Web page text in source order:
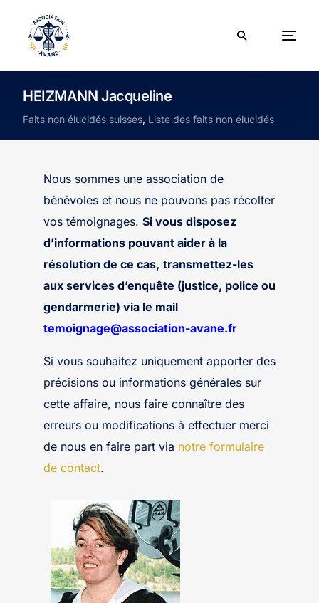
HEIZMANN Jacqueline
Faits non élucidés suisses, Liste des faits non élucidés
Nous sommes une association de
bénévoles et nous ne pouvons pas récolter
vos témoignages. Si vous disposez
d’informations pouvant aider à la
résolution de ce cas, transmettez-les
aux services d’enquête (justice, police ou
gendarmerie) via le mail
temoignage@association-avane.fr
Si vous souhaitez uniquement apporter des
précisions ou informations générales sur
cette affaire, nous faire connaître des
erreurs ou modifications à effectuer merci
de nous en faire part via notre formulaire
de contact.